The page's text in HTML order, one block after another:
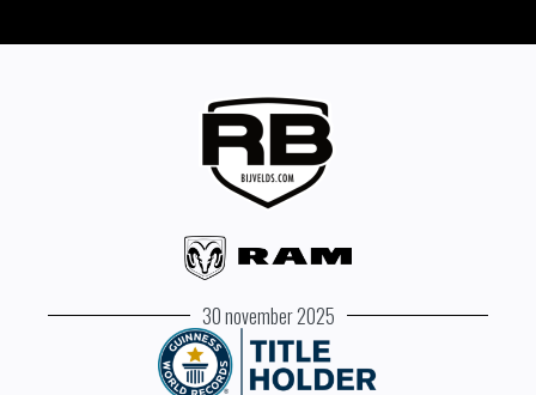
30 november 2025